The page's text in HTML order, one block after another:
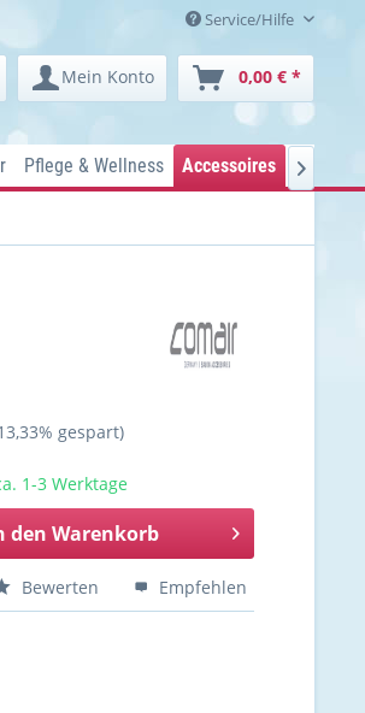
Service/Hilfe
Mein Konto 0,00 € *
Pflege & Wellness Accessoires 
gespart)
1-3 Werktage
den Warenkorb
Bewerten Empfehlen